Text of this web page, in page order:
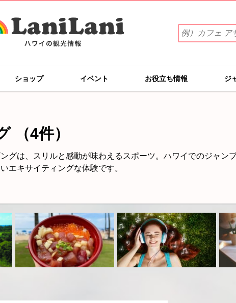
索
ワ
を
入
ェ
ー
ショップ イベント お役立ち情報 ジ
（4件）
グは、スリルと感動が味わえるスポーツ。ハワイでのジャン
エキサイティングな体験です。